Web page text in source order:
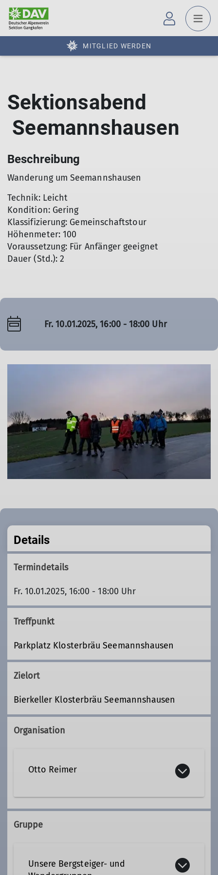
MITGLIED WERDEN
Sektionsabend
Seemannshausen
Beschreibung
Wanderung um Seemannshausen
Technik: Leicht
Kondition: Gering
Klassifizierung: Gemeinschaftstour
Höhenmeter: 100
Voraussetzung: Für Anfänger geeignet
Dauer (Std.): 2
Fr. 10.01.2025, 16:00 - 18:00 Uhr
Details
Termindetails
Fr. 10.01.2025, 16:00 - 18:00 Uhr
Treffpunkt
Parkplatz Klosterbräu Seemannshausen
Zielort
Bierkeller Klosterbräu Seemannshausen
Organisation
Otto Reimer
+49 8722 8284
Ämter
Gruppe
Unsere Bergsteiger- und